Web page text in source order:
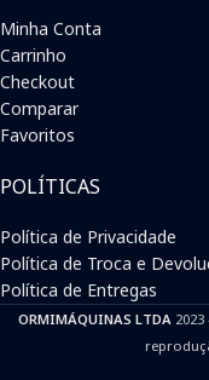
Minha Conta
Carrinho
Checkout
Comparar
Favoritos
POLÍTICAS
Política de Privacidade
Política de Troca e
Política de Entregas
ORMIMÁQUINAS LTDA2023